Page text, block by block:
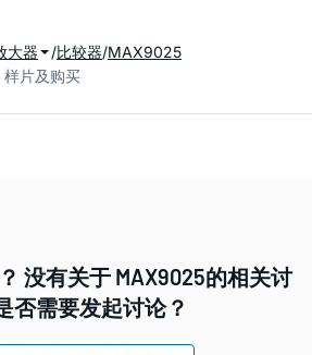
大器 比较器 MAX9025
片及购买
没有关于 MAX9025的相关讨
否需要发起讨论？